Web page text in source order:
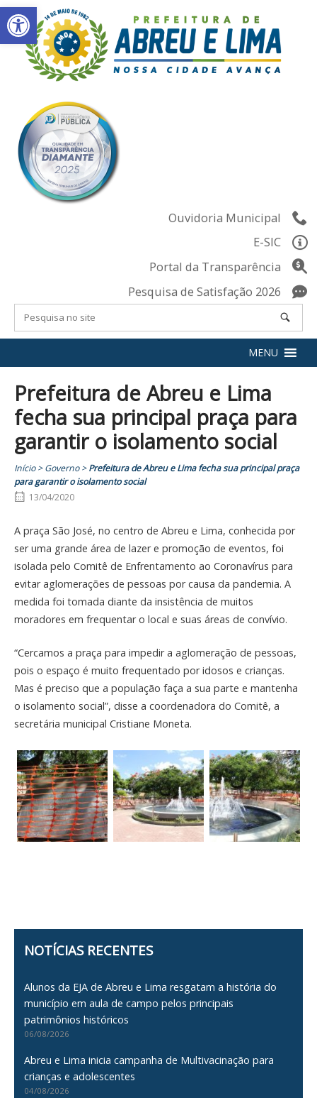
Abrir a barra de ferramentas
Skip
to
content
Ouvidoria Municipal
E-SIC
Portal da Transparência
Pesquisa de Satisfação 2026
MENU
Prefeitura de Abreu e Lima
fecha sua principal praça para
garantir o isolamento social
Início>Governo>Prefeitura de Abreu e Lima fecha sua principal praça
para garantir o isolamento social
13/04/2020
A praça São José, no centro de Abreu e Lima, conhecida por
ser uma grande área de lazer e promoção de eventos, foi
isolada pelo Comitê de Enfrentamento ao Coronavírus para
evitar aglomerações de pessoas por causa da pandemia. A
medida foi tomada diante da insistência de muitos
moradores em frequentar o local e suas áreas de convívio.
“Cercamos a praça para impedir a aglomeração de pessoas,
pois o espaço é muito frequentado por idosos e crianças.
Mas é preciso que a população faça a sua parte e mantenha
o isolamento social”, disse a coordenadora do Comitê, a
secretária municipal Cristiane Moneta.
NOTÍCIAS RECENTES
Alunos da EJA de Abreu e Lima resgatam a história do
município em aula de campo pelos principais
patrimônios históricos
06/08/2026
Abreu e Lima inicia campanha de Multivacinação para
crianças e adolescentes
04/08/2026